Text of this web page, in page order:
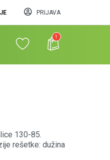
PRIJAVA
1
130-85.
rešetke: dužina